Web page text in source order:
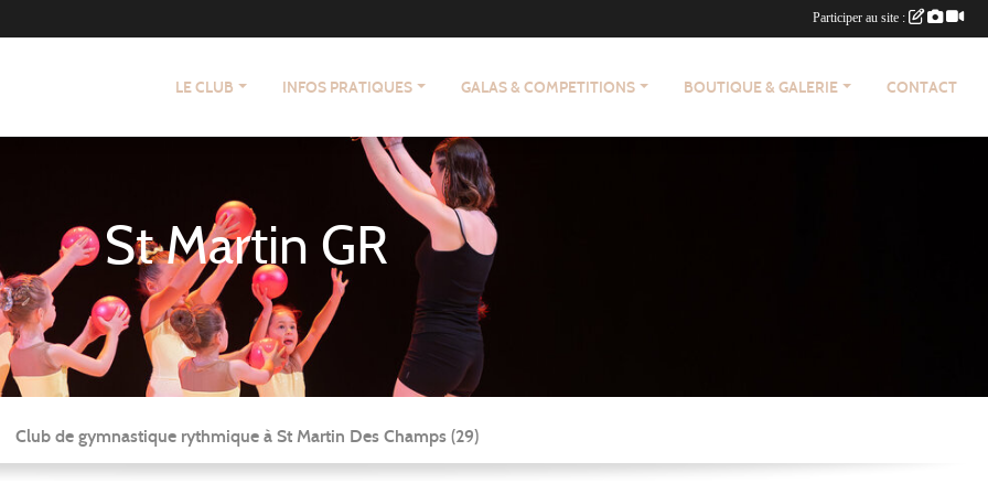
LE CLUB INFOS PRATIQUES GALAS & COMPETITIONS BOUTIQUE & GALERIE CONTACT
St Martin GR
Club de gymnastique rythmique à St Martin Des Champs (29)
Participer au site :